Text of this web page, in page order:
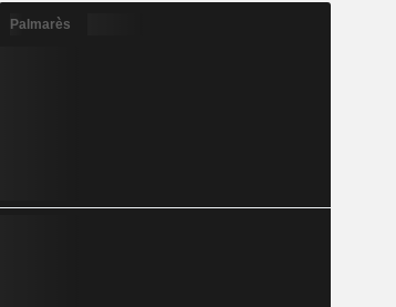
Palmarès